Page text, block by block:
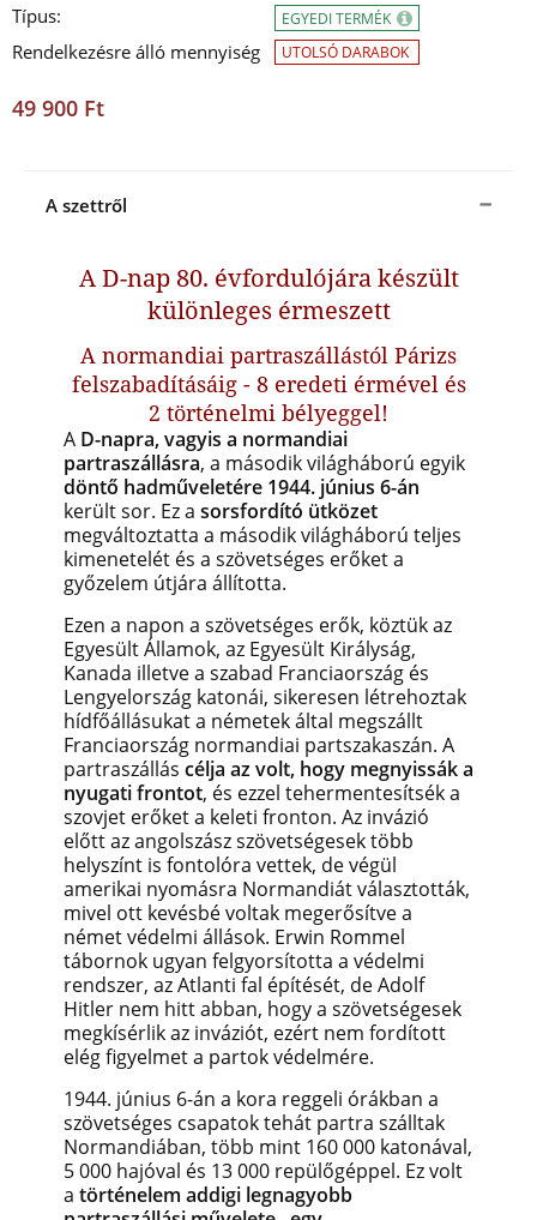
Típus:
Rendelkezésre álló mennyiség
EGYEDI TERMÉK
UTOLSÓ DARABOK
49 900 Ft
A szettről
A D-nap 80. évfordulójára készült
különleges érmeszett
A normandiai partraszállástól Párizs
felszabadításáig - 8 eredeti érmével és
2 történelmi bélyeggel!
A D-napra, vagyis a normandiai
partraszállásra, a második világháború egyik
döntő hadműveletére 1944. június 6-án
került sor. Ez a sorsfordító ütközet
megváltoztatta a második világháború teljes
kimenetelét és a szövetséges erőket a
győzelem útjára állította.
Ezen a napon a szövetséges erők, köztük az
Egyesült Államok, az Egyesült Királyság,
Kanada illetve a szabad Franciaország és
Lengyelország katonái, sikeresen létrehoztak
hídfőállásukat a németek által megszállt
Franciaország normandiai partszakaszán. A
partraszállás célja az volt, hogy megnyissák a
nyugati frontot, és ezzel tehermentesítsék a
szovjet erőket a keleti fronton. Az invázió
előtt az angolszász szövetségesek több
helyszínt is fontolóra vettek, de végül
amerikai nyomásra Normandiát választották,
mivel ott kevésbé voltak megerősítve a
német védelmi állások. Erwin Rommel
tábornok ugyan felgyorsította a védelmi
rendszer, az Atlanti fal építését, de Adolf
Hitler nem hitt abban, hogy a szövetségesek
megkísérlik az inváziót, ezért nem fordított
elég figyelmet a partok védelmére.
1944. június 6-án a kora reggeli órákban a
szövetséges csapatok tehát partra szálltak
Normandiában, több mint 160 000 katonával,
5 000 hajóval és 13 000 repülőgéppel. Ez volt
a történelem addigi legnagyobb